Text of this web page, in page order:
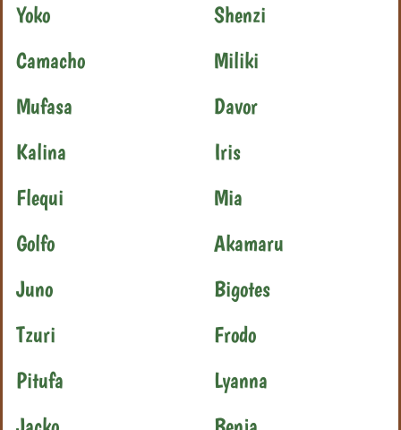
Yoko
Shenzi
Camacho
Miliki
Mufasa
Davor
Kalina
Iris
Flequi
Mia
Golfo
Akamaru
Juno
Bigotes
Tzuri
Frodo
Pitufa
Lyanna